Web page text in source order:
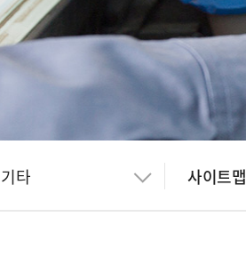
기타 사이트맵